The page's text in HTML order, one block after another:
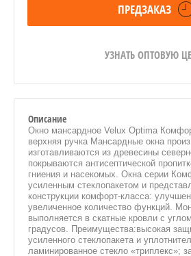
ПРЕДЗАКАЗ
УЗНАТЬ ОПТОВУЮ
Описание
Окно мансардное Velux Optima
верхняя ручка Мансардные окна
изготавливаются из древесины
покрываются антисептической
гниения и насекомых. Окна серии
усиленным стеклопакетом и
конструкции комфорт-класса:
увеличенное количество функций.
выполняется в скатные кровли с
градусов. Преимущества:высокая
усиленного стеклопакета и
ламинированное стекло «триплекс»;